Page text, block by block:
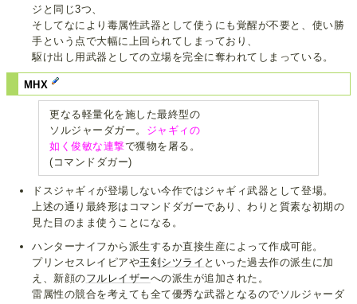
ジと同じ3つ、
そしてなにより毒属性武器として使うにも覚醒が不要と、使い勝
手という点で大幅に上回られてしまっており、
駆け出し用武器としての立場を完全に奪われてしまっている。
MHX
更なる軽量化を施した最終型の
ソルジャーダガー。 ジャギィの
如く俊敏な連撃で獲物を屠る。
(コマンドダガー)
ドスジャギィが登場しない今作ではジャギィ武器として登場。
上述の通り最終形はコマンドダガーであり、わりと質素な初期の
見た目のまま使うことになる。
ハンターナイフから派生するか直接生産によって作成可能。
プリンセスレイピアや王剣シツライ といった過去作の派生に加
え、新顔のフルレイザーへの派生が追加された。
雷属性の競合を考えても全て優秀な武器となるのでソルジャーダ